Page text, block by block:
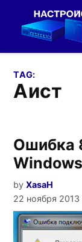
TAG:
аист
Ошибка
by XasaH
22 ноября 2013